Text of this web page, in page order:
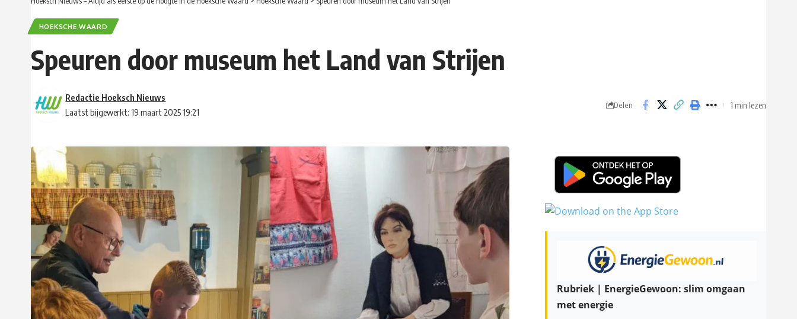
HOEKSCHE WAARD
Speuren door museum het Land van Strijen
Laatst bijgewerkt: 19 maart 2025 19:21
Redactie Hoeksch Nieuws
Delen 1 min lezen
Rubriek | EnergieGewoon: slim omgaan
met energie